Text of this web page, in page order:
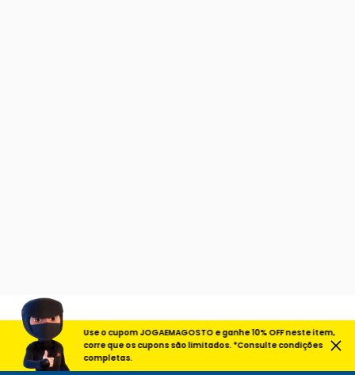
Use o cupom JOGAEMAGOSTO e ganhe 10% OFF neste item,
corre que os cupons são limitados. *Consulte condições
completas.